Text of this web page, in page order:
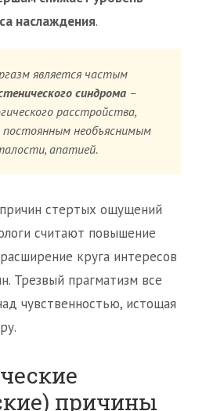
наслаждения.
является частым
синдрома –
расстройства,
постоянным необъяснимым
апатией.
стертых ощущений
считают повышение
круга интересов
Трезвый прагматизм все
чувственностью, истощая
причины